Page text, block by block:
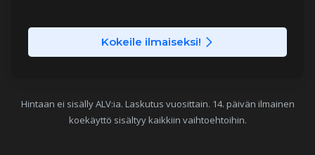
Kokeile ilmaiseksi!
Hintaan ei sisälly ALV:ia. Laskutus vuosittain. 14. päivän ilmainen
koekäyttö sisältyy kaikkiin vaihtoehtoihin.